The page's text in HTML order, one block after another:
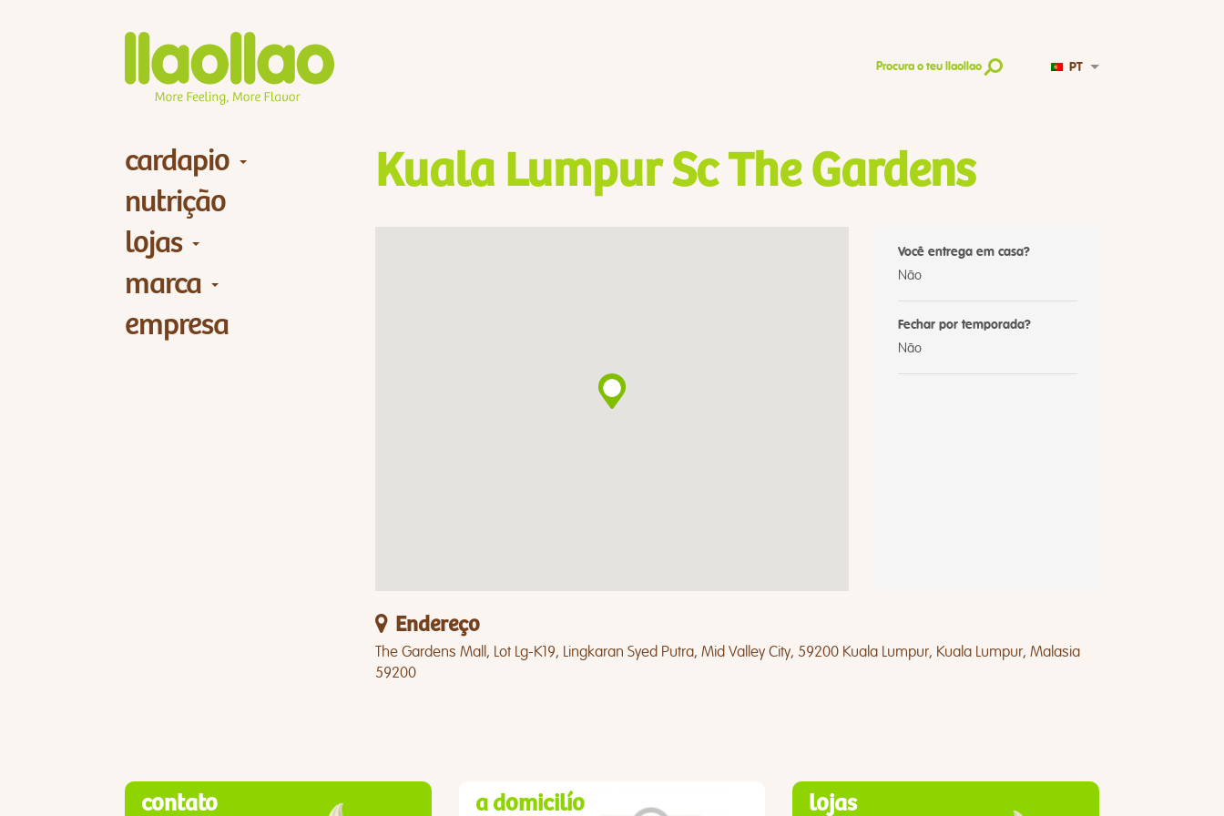
Procura o teu llaollao PT
cardapio
nutrição
lojas
marca
empresa
Kuala Lumpur Sc The Gardens
Você entrega em casa?
Não
Fechar por temporada?
Não
Endereço
The Gardens Mall, Lot Lg-K19, Lingkaran Syed Putra, Mid Valley City, 59200 Kuala Lumpur, Kuala Lumpur, Malasia
59200
contato a domicilío lojas